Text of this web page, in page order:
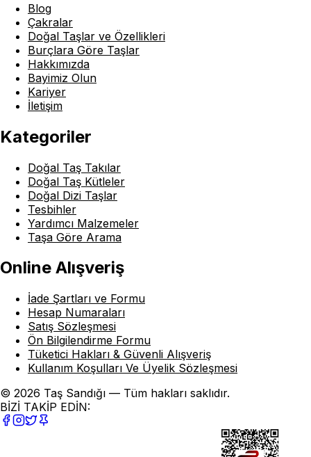
Blog
Çakralar
Doğal Taşlar ve Özellikleri
Burçlara Göre Taşlar
Hakkımızda
Bayimiz Olun
Kariyer
İletişim
Kategoriler
Doğal Taş Takılar
Doğal Taş Kütleler
Doğal Dizi Taşlar
Tesbihler
Yardımcı Malzemeler
Taşa Göre Arama
Online Alışveriş
İade Şartları ve Formu
Hesap Numaraları
Satış Sözleşmesi
Ön Bilgilendirme Formu
Tüketici Hakları & Güvenli Alışveriş
Kullanım Koşulları Ve Üyelik Sözleşmesi
© 2026 Taş Sandığı — Tüm hakları saklıdır.
BİZİ TAKİP EDİN: